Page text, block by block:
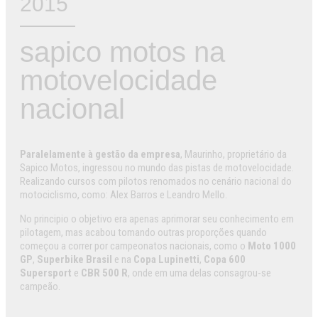
sapico motos na
motovelocidade
nacional
Paralelamente à gestão da empresa, Maurinho, proprietário da
Sapico Motos, ingressou no mundo das pistas de motovelocidade.
Realizando cursos com pilotos renomados no cenário nacional do
motociclismo, como: Alex Barros e Leandro Mello.
No principio o objetivo era apenas aprimorar seu conhecimento em
pilotagem, mas acabou tomando outras proporções quando
começou a correr por campeonatos nacionais, como o Moto 1000
GP, Superbike Brasil e na Copa Lupinetti, Copa 600
Supersport e CBR 500 R, onde em uma delas consagrou-se
campeão.